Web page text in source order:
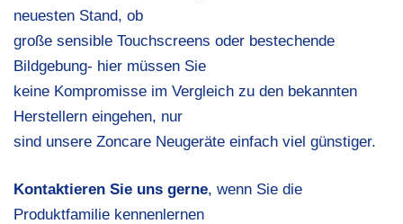
neuesten Stand, ob
große sensible Touchscreens oder bestechende
Bildgebung- hier müssen Sie
keine Kompromisse im Vergleich zu den bekannten
Herstellern eingehen, nur
sind unsere Zoncare Neugeräte einfach viel günstiger.
Kontaktieren Sie uns gerne, wenn Sie die
Produktfamilie kennenlernen